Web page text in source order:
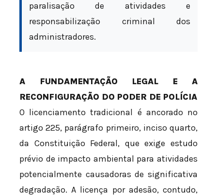
paralisação de atividades e
responsabilização criminal dos
administradores.
A FUNDAMENTAÇÃO LEGAL E A
RECONFIGURAÇÃO DO PODER DE POLÍCIA
O licenciamento tradicional é ancorado no
artigo 225, parágrafo primeiro, inciso quarto,
da Constituição Federal, que exige estudo
prévio de impacto ambiental para atividades
potencialmente causadoras de significativa
degradação. A licença por adesão, contudo,